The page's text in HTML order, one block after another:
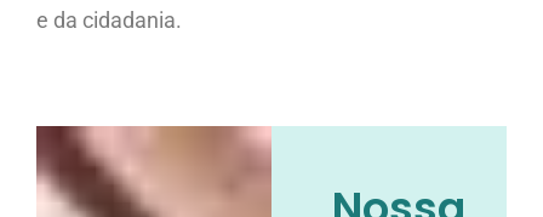
e da cidadania.